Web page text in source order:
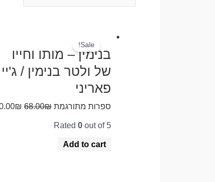
Sale!
בנימין – מותו וחייו
של ולטר בנימין / ג'יי
פאריני
ספרות מתורגמת 68.00₪
₪
Rated 0 out of 5
Add to cart